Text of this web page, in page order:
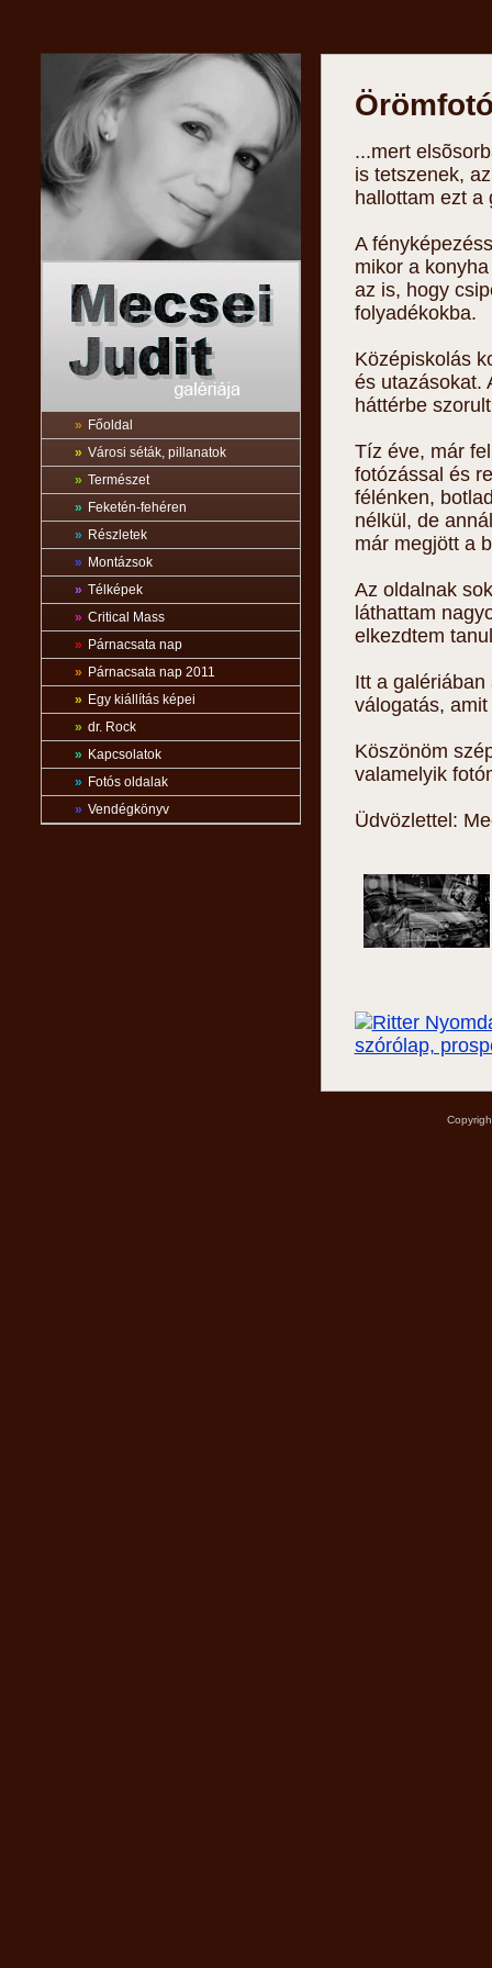
» Főoldal
» Városi séták, pillanatok
» Természet
» Feketén-fehéren
» Részletek
» Montázsok
» Télképek
» Critical Mass
» Párnacsata nap
» Párnacsata nap 2011
» Egy kiállítás képei
» dr. Rock
» Kapcsolatok
» Fotós oldalak
» Vendégkönyv
...mert
is tetszenek,
hallottam ezt a
A
mikor a
az is, hogy
folyadékokba.
Középiskolás
és utazásokat.
háttérbe
Tíz éve, már
fotózással és
félénken,
nélkül, de
már megjött a
Az oldalnak
láthattam
elkezdtem
Itt a
válogatás,
Köszönöm
valamelyik
Üdvözlettel: